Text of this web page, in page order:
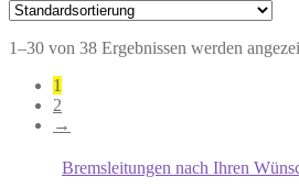
1–30 von 38 Ergebnissen werden
1
2
→
Bremsleitungen nach Ihren